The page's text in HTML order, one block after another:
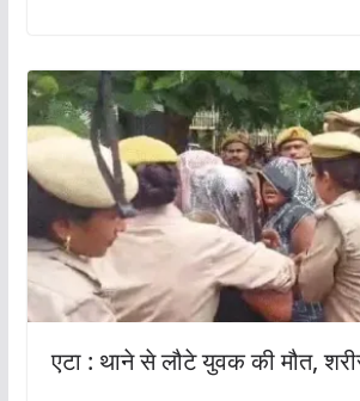
एटा : थाने से लौटे युवक की मौत,